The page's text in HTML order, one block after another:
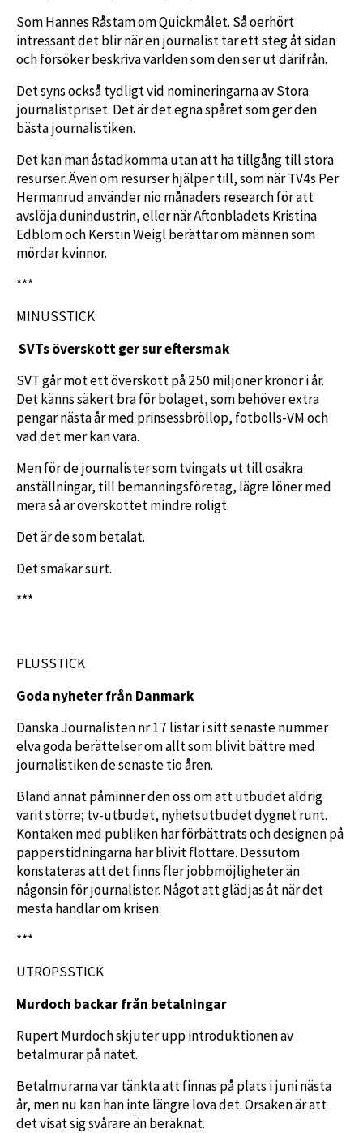
Som Hannes Råstam om Quickmålet. Så oerhört
intressant det blir när en journalist tar ett steg åt sidan
och försöker beskriva världen som den ser ut därifrån.
Det syns också tydligt vid nomineringarna av Stora
journalistpriset. Det är det egna spåret som ger den
bästa journalistiken.
Det kan man åstadkomma utan att ha tillgång till stora
resurser. Även om resurser hjälper till, som när TV4s Per
Hermanrud använder nio månaders research för att
avslöja dunindustrin, eller när Aftonbladets Kristina
Edblom och Kerstin Weigl berättar om männen som
mördar kvinnor.
***
MINUSSTICK
SVTs överskott ger sur eftersmak
SVT går mot ett överskott på 250 miljoner kronor i år.
Det känns säkert bra för bolaget, som behöver extra
pengar nästa år med prinsessbröllop, fotbolls-VM och
vad det mer kan vara.
Men för de journalister som tvingats ut till osäkra
anställningar, till bemanningsföretag, lägre löner med
mera så är överskottet mindre roligt.
Det är de som betalat.
Det smakar surt.
***
PLUSSTICK
Goda nyheter från Danmark
Danska Journalisten nr 17 listar i sitt senaste nummer
elva goda berättelser om allt som blivit bättre med
journalistiken de senaste tio åren.
Bland annat påminner den oss om att utbudet aldrig
varit större; tv-utbudet, nyhetsutbudet dygnet runt.
Kontaken med publiken har förbättrats och designen på
papperstidningarna har blivit flottare. Dessutom
konstateras att det finns fler jobbmöjligheter än
någonsin för journalister. Något att glädjas åt när det
mesta handlar om krisen.
***
UTROPSSTICK
Murdoch backar från betalningar
Rupert Murdoch skjuter upp introduktionen av
betalmurar på nätet.
Betalmurarna var tänkta att finnas på plats i juni nästa
år, men nu kan han inte längre lova det. Orsaken är att
det visat sig svårare än beräknat.